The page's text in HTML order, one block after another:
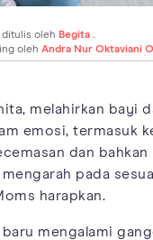
oleh Begita .
oleh Andra Nur Oktaviani
melahirkan bayi
emosi, termasuk
dan bahkan
pada
harapkan.
mengalami